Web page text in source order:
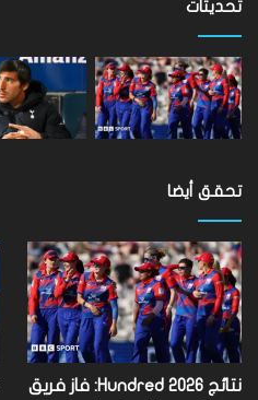
مستوى
العالم
تحديثات
تحقق أيضا
نتائج Hundred 2026: فاز فريق